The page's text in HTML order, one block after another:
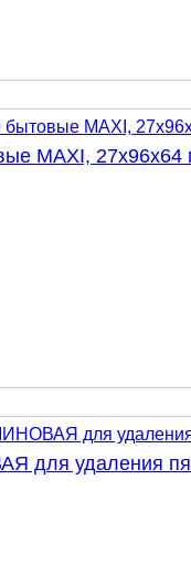
MAXI,
для удаления